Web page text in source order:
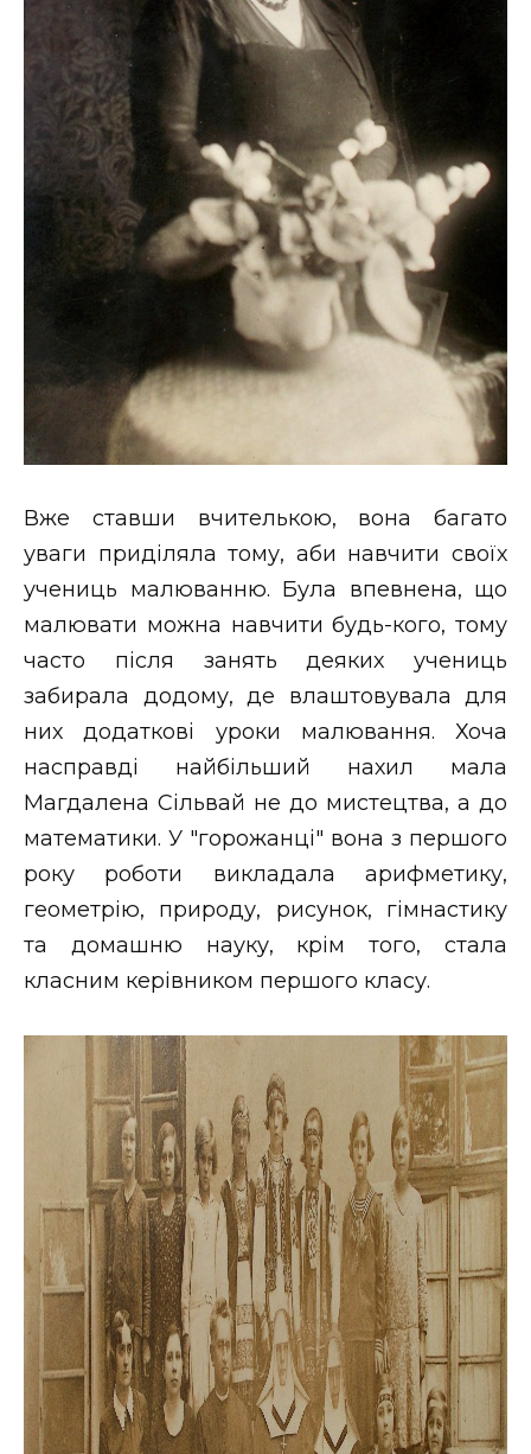
Вже ставши вчителькою, вона багато
уваги приділяла тому, аби навчити своїх
учениць малюванню. Була впевнена, що
малювати можна навчити будь-кого, тому
часто після занять деяких учениць
забирала додому, де влаштовувала для
них додаткові уроки малювання. Хоча
насправді найбільший нахил мала
Магдалена Сільвай не до мистецтва, а до
математики. У "горожанці" вона з першого
року роботи викладала арифметику,
геометрію, природу, рисунок, гімнастику
та домашню науку, крім того, стала
класним керівником першого класу.